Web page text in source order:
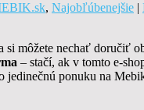
, Najobľúbenejšie |
si môžete nechať doručiť
– stačí, ak v tomto e-
jedinečnú ponuku na